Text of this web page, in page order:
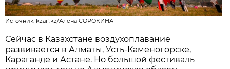
Источник: kzaif.kz/Алена СОРОКИНА
Сейчас в Казахстане воздухоплавание
развивается в Алматы, Усть-Каменогорске,
Караганде и Астане. Но большой фестиваль